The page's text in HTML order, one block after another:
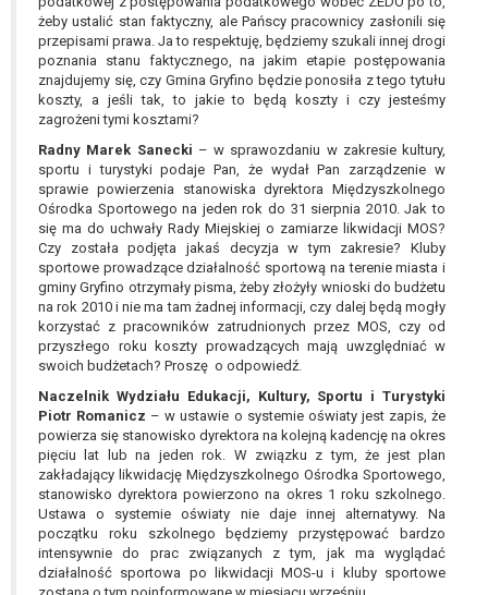
żeby ustalić stan faktyczny, ale Pańscy pracownicy zasłonili się
przepisami prawa. Ja to respektuję, będziemy szukali innej drogi
poznania stanu faktycznego, na jakim etapie postępowania
znajdujemy się, czy Gmina Gryfino będzie ponosiła z tego tytułu
koszty, a jeśli tak, to jakie to będą koszty i czy jesteśmy
zagrożeni tymi kosztami?
Radny Marek Sanecki – w sprawozdaniu w zakresie kultury,
sportu i turystyki podaje Pan, że wydał Pan zarządzenie w
sprawie powierzenia stanowiska dyrektora Międzyszkolnego
Ośrodka Sportowego na jeden rok do 31 sierpnia 2010. Jak to
się ma do uchwały Rady Miejskiej o zamiarze likwidacji MOS?
Czy została podjęta jakaś decyzja w tym zakresie? Kluby
sportowe prowadzące działalność sportową na terenie miasta i
gminy Gryfino otrzymały pisma, żeby złożyły wnioski do budżetu
na rok 2010 i nie ma tam żadnej informacji, czy dalej będą mogły
korzystać z pracowników zatrudnionych przez MOS, czy od
przyszłego roku koszty prowadzących mają uwzględniać w
swoich budżetach? Proszę o odpowiedź.
Naczelnik Wydziału Edukacji, Kultury, Sportu i Turystyki
Piotr Romanicz – w ustawie o systemie oświaty jest zapis, że
powierza się stanowisko dyrektora na kolejną kadencję na okres
pięciu lat lub na jeden rok. W związku z tym, że jest plan
zakładający likwidację Międzyszkolnego Ośrodka Sportowego,
stanowisko dyrektora powierzono na okres 1 roku szkolnego.
Ustawa o systemie oświaty nie daje innej alternatywy. Na
początku roku szkolnego będziemy przystępować bardzo
intensywnie do prac związanych z tym, jak ma wyglądać
działalność sportowa po likwidacji MOS-u i kluby sportowe